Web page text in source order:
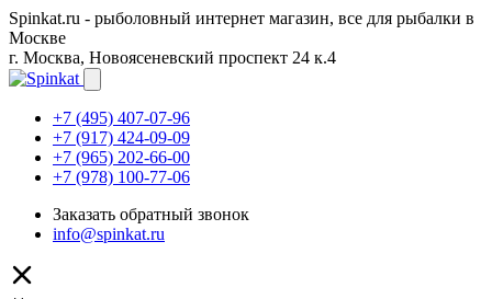
Spinkat.ru - рыболовный интернет магазин, все для рыбалки в
Москве
г. Москва, Новоясеневский проспект 24 к.4
+7 (495) 407-07-96
+7 (917) 424-09-09
+7 (965) 202-66-00
+7 (978) 100-77-06
Заказать обратный звонок
info@spinkat.ru